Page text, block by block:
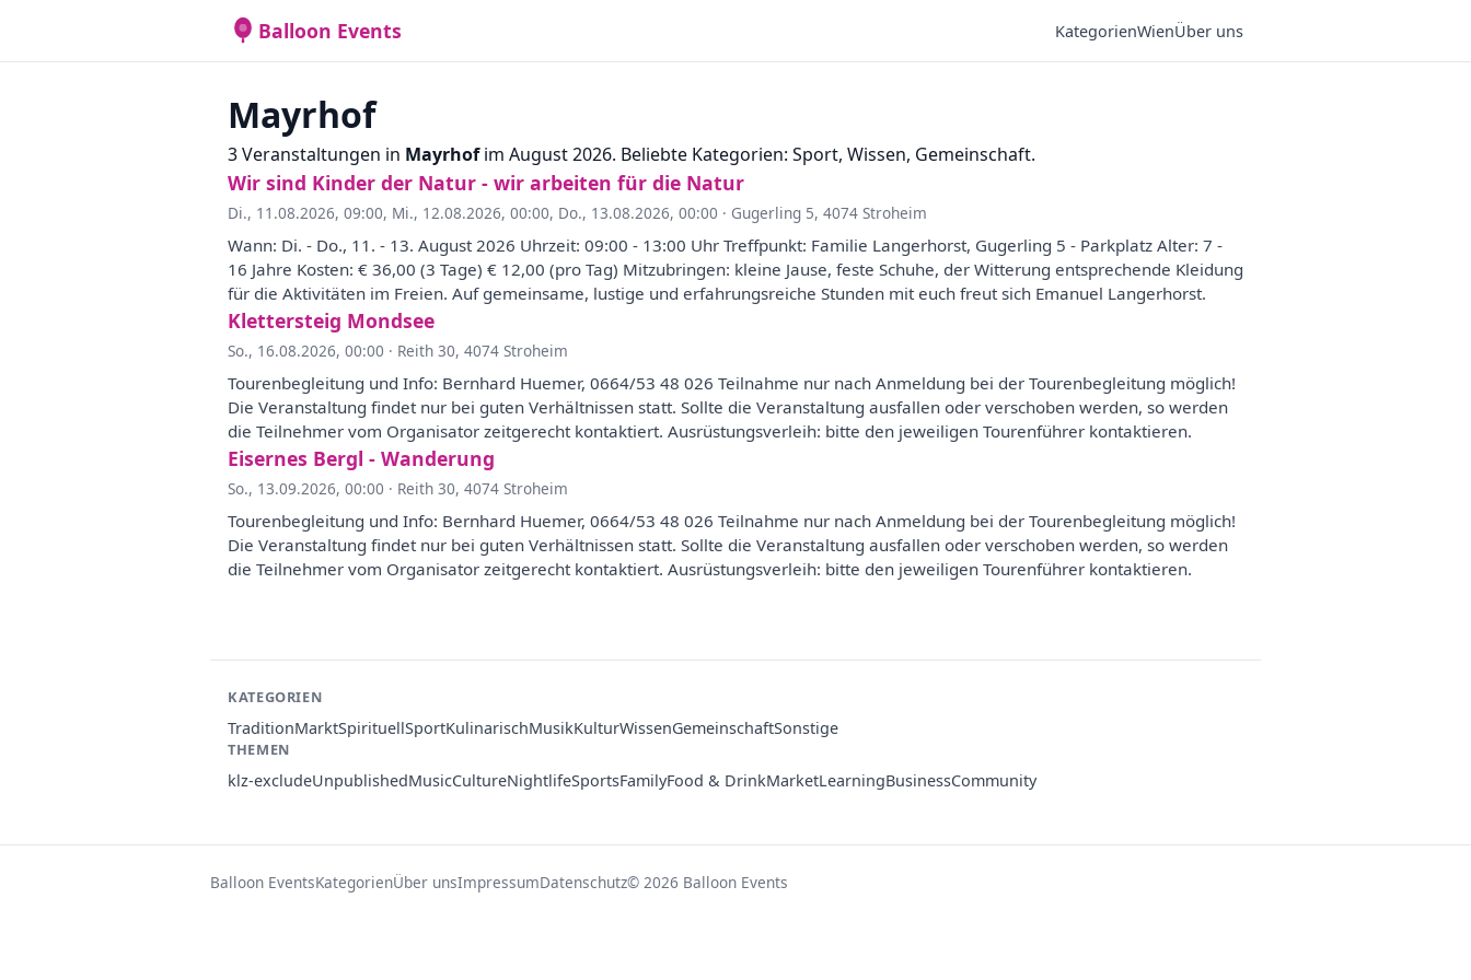
Balloon Events KategorienWienÜber uns
Mayrhof
3 Veranstaltungen in Mayrhofim August 2026. Beliebte Kategorien: Sport, Wissen, Gemeinschaft.
Wir sind Kinder der Natur - wir arbeiten für die Natur
Di., 11.08.2026, 09:00, Mi., 12.08.2026, 00:00, Do., 13.08.2026, 00:00 · Gugerling 5, 4074 Stroheim
Wann: Di. - Do., 11. - 13. August 2026 Uhrzeit: 09:00 - 13:00 Uhr Treffpunkt: Familie Langerhorst, Gugerling 5 - Parkplatz Alter: 7 -
16 Jahre Kosten: € 36,00 (3 Tage) € 12,00 (pro Tag) Mitzubringen: kleine Jause, feste Schuhe, der Witterung entsprechende Kleidung
für die Aktivitäten im Freien. Auf gemeinsame, lustige und erfahrungsreiche Stunden mit euch freut sich Emanuel Langerhorst.
Klettersteig Mondsee
So., 16.08.2026, 00:00 · Reith 30, 4074 Stroheim
Tourenbegleitung und Info: Bernhard Huemer, 0664/53 48 026 Teilnahme nur nach Anmeldung bei der Tourenbegleitung möglich!
Die Veranstaltung findet nur bei guten Verhältnissen statt. Sollte die Veranstaltung ausfallen oder verschoben werden, so werden
die Teilnehmer vom Organisator zeitgerecht kontaktiert. Ausrüstungsverleih: bitte den jeweiligen Tourenführer kontaktieren.
Eisernes Bergl - Wanderung
So., 13.09.2026, 00:00 · Reith 30, 4074 Stroheim
Tourenbegleitung und Info: Bernhard Huemer, 0664/53 48 026 Teilnahme nur nach Anmeldung bei der Tourenbegleitung möglich!
Die Veranstaltung findet nur bei guten Verhältnissen statt. Sollte die Veranstaltung ausfallen oder verschoben werden, so werden
die Teilnehmer vom Organisator zeitgerecht kontaktiert. Ausrüstungsverleih: bitte den jeweiligen Tourenführer kontaktieren.
KATEGORIEN
TraditionMarktSpirituellSportKulinarischMusikKulturWissenGemeinschaftSonstige
THEMEN
klz-excludeUnpublishedMusicCultureNightlifeSportsFamilyFood & DrinkMarketLearningBusinessCommunity
Balloon EventsKategorienÜber unsImpressumDatenschutz© 2026 Balloon Events